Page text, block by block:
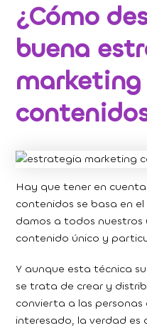
¿Cómo
buena
marketing
Hay que tener en
contenidos se basa en
damos a todos nuestros
contenido único y
Y aunque esta técnica
se trata de crear y
convierta a las
interesado, la verdad es